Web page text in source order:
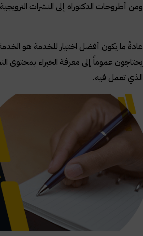
ومن أطروحات الدكتوراه إلى النشرات
عادةً ما يكون أفضل اختيار للخدمة هو
يحتاجون عموماً إلى معرفة الخبراء بمحتوى
الذي تعمل فيه.